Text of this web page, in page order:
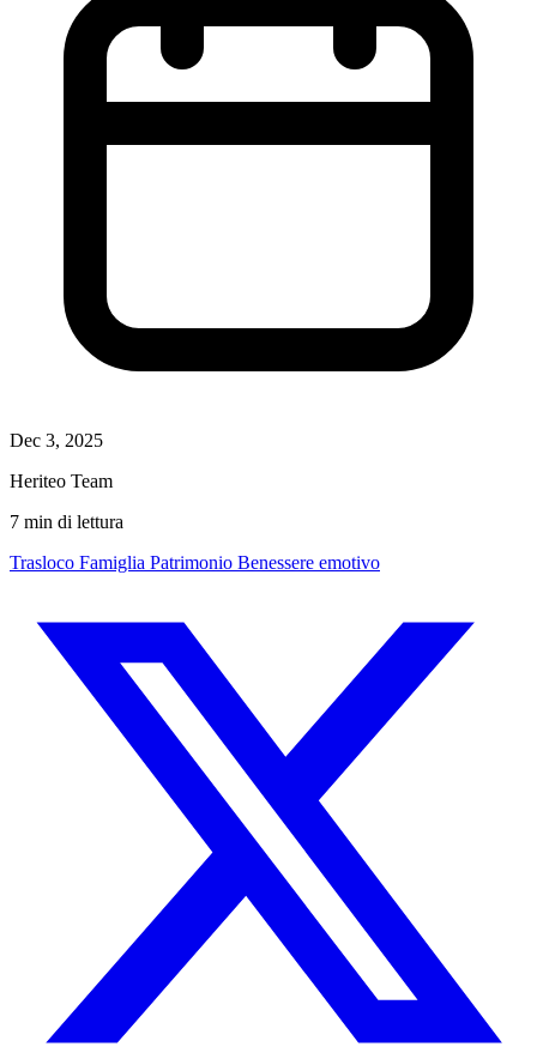
Dec 3, 2025
Heriteo Team
7 min di lettura
Trasloco Famiglia Patrimonio Benessere emotivo